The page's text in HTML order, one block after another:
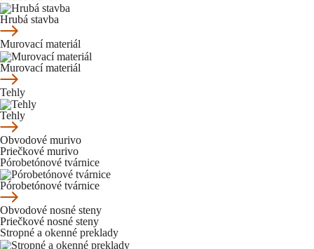
Hrubá stavba
Murovací materiál
Murovací materiál
Tehly
Tehly
Obvodové murivo
Priečkové murivo
Pórobetónové tvárnice
Pórobetónové tvárnice
Obvodové nosné steny
Priečkové nosné steny
Stropné a okenné preklady